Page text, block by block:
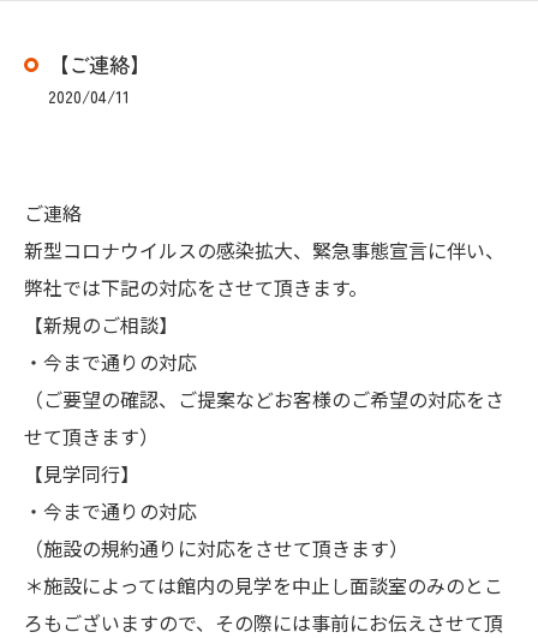
【ご連絡】
2020/04/11
ご連絡
新型コロナウイルスの感染拡大、緊急事態宣言に伴い、
弊社では下記の対応をさせて頂きます。
【新規のご相談】
・今まで通りの対応
（ご要望の確認、ご提案などお客様のご希望の対応をさ
せて頂きます）
【見学同行】
・今まで通りの対応
（施設の規約通りに対応をさせて頂きます）
＊施設によっては館内の見学を中止し面談室のみのとこ
ろもございますので、その際には事前にお伝えさせて頂